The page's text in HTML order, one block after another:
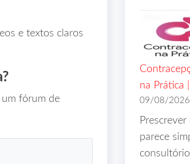
e textos claros
um fórum de
na Prática
09/08/2026
parece